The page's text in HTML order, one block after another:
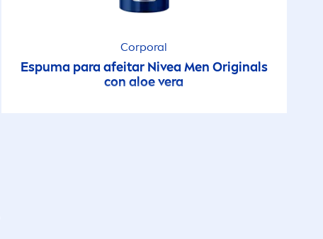
Corporal
Espuma para afeitar NiveaMen Originals
con aloe vera